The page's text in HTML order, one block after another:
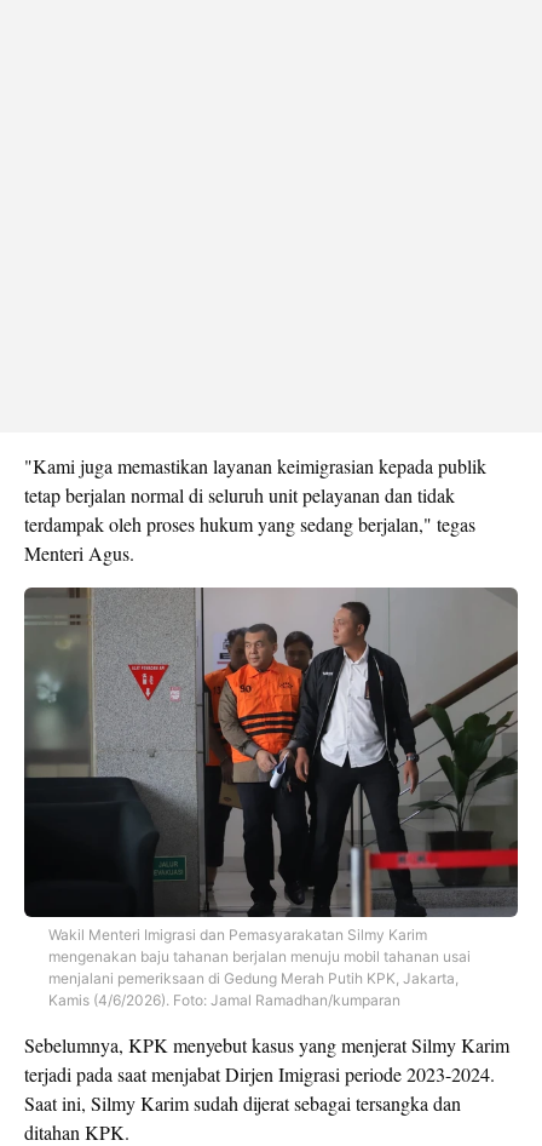
"Kami juga memastikan layanan keimigrasian kepada publik
tetap berjalan normal di seluruh unit pelayanan dan tidak
terdampak oleh proses hukum yang sedang berjalan," tegas
Menteri Agus.
Wakil Menteri Imigrasi dan Pemasyarakatan Silmy Karim
mengenakan baju tahanan berjalan menuju mobil tahanan usai
menjalani pemeriksaan di Gedung Merah Putih KPK, Jakarta,
Kamis (4/6/2026). Foto: Jamal Ramadhan/kumparan
Sebelumnya, KPK menyebut kasus yang menjerat Silmy Karim
terjadi pada saat menjabat Dirjen Imigrasi periode 2023-2024.
Saat ini, Silmy Karim sudah dijerat sebagai tersangka dan
ditahan KPK.